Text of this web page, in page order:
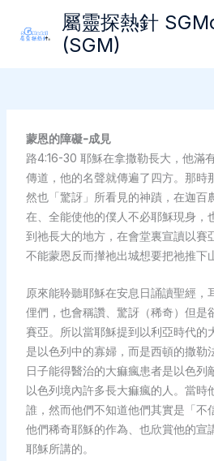
屬靈探熱針
(SGM)
蒙恩的障礙-成見
路4:16-30 耶穌在拿撒勒長大，他滿
傳道，他的名聲就傳遍了四方。那時
然也「驚訝」所看見的神蹟，在迦百
在、全能使他的僕人不必耶穌現身，
到祂長大的地方，在會堂裏宣讀以賽
不能蒙恩反而攆祂出城想要把祂推下
原來能聆聽耶穌在安息日誦讀聖經，
俚們，也會稱讚、驚訝（稀奇）但是
賽亞。所以當耶穌提到以利亞時代的
是以色列中的寡婦，而是西頓的撒勒
日子能得醫治的大痲瘋患者是以色列
以色列境內許多長大痲瘋的人。當時
誰，然而他們不知道他們其實是「不
他們稀奇耶穌的作為、也欣賞他的宣
耶穌所講的。